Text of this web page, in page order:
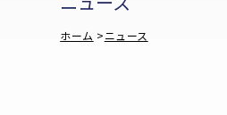
ホーム ニュース